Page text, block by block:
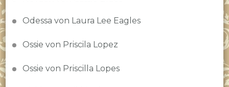
Odessa von Laura Lee Eagles
Ossie von Priscila Lopez
Ossie von Priscilla Lopes